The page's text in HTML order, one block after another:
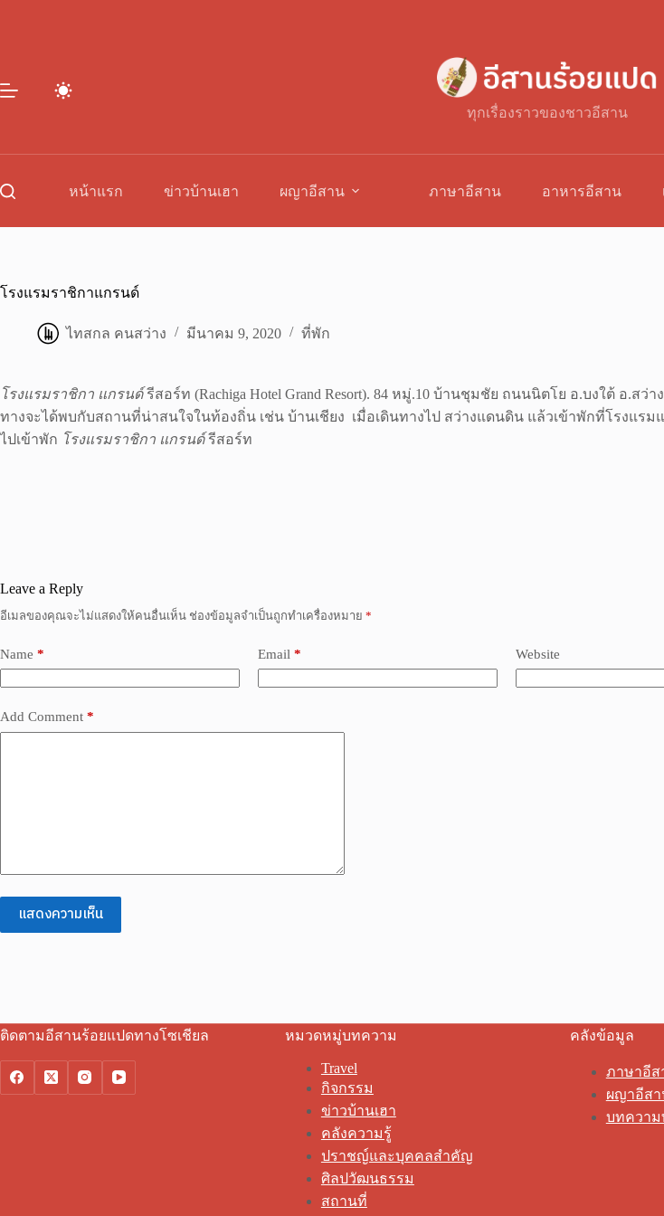
ทุกเรื่องราวของชาวอีสาน
หน้าแรก ข่าวบ้านเฮา ผญาอีสาน ภาษาอีสาน อาหารอีสาน
โรงแรมราชิกาแกรนด์
ไทสกล คนสว่าง มีนาคม 9, 2020 ที่พัก
โรงแรมราชิกา แกรนด์รีสอร์ท (Rachiga Hotel Grand Resort). 84 หมู่.10 บ้านชุมชัย ถนนนิตโย อ.บงใต้ อ.สว่
ทางจะได้พบกับสถานที่น่าสนใจในท้องถิ่น เช่น บ้านเชียง เมื่อเดินทางไป สว่างแดนดิน แล้วเข้าพักที่โรงแร
ไปเข้าพัก โรงแรมราชิกา แกรนด์รีสอร์ท
Leave a Reply
อีเมลของคุณจะไม่แสดงให้คนอื่นเห็น ช่องข้อมูลจำเป็นถูกทำเครื่องหมาย *
Name * Email * Website
Add Comment *
แสดงความเห็น
ติดตามอีสานร้อยแปดทางโซเชียล หมวดหมู่บทความ
Travel
กิจกรรม
ข่าวบ้านเฮา
คลังความรู้
ปราชญ์และบุคคลสำคัญ
ศิลปวัฒนธรรม
สถานที่
คลังข้อมูล
ภาษาอีส
ผญาอีส
บทควา